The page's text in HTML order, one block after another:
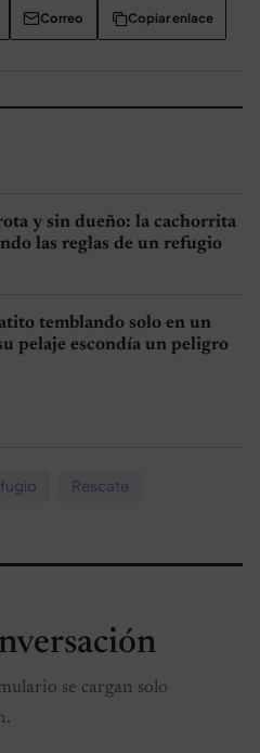
Correo Copiar enlace
y sin dueño: la cachorrita
las reglas de un refugio
temblando solo en un
pelaje escondía un peligro
Rescate
se cargan solo